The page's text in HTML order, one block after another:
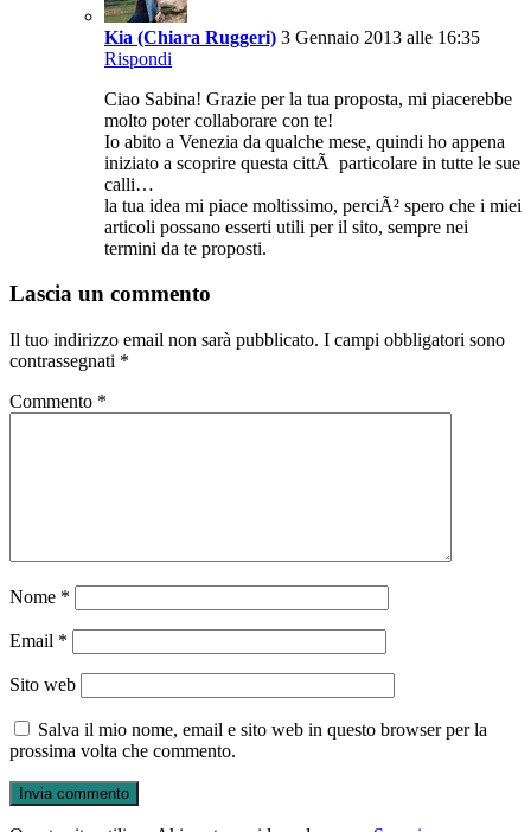
Kia (Chiara Ruggeri) 3 Gennaio 2013 alle 16:35
Rispondi
Ciao Sabina! Grazie per la tua proposta, mi piacerebbe
molto poter collaborare con te!
Io abito a Venezia da qualche mese, quindi ho appena
iniziato a scoprire questa cittÃ particolare in tutte le sue
calli…
la tua idea mi piace moltissimo, perciÃ² spero che i miei
articoli possano esserti utili per il sito, sempre nei
termini da te proposti.
Lascia un commento
Il tuo indirizzo email non sarà pubblicato. I campi obbligatori sono
contrassegnati *
Commento *
Nome *
Email *
Sito web
Salva il mio nome, email e sito web in questo browser per la
prossima volta che commento.